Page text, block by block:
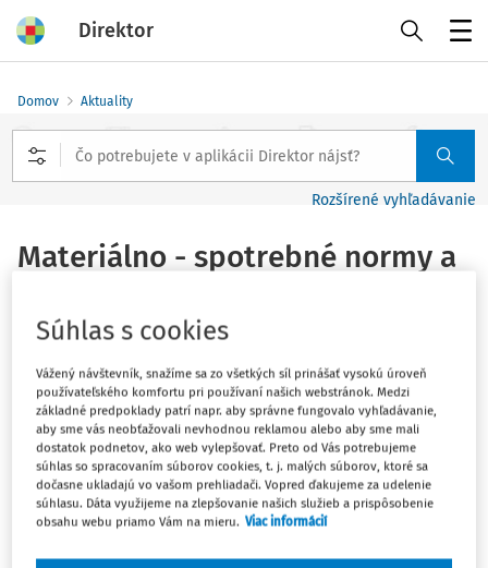
Direktor
Domov Aktuality
Rozšírené vyhľadávanie
Materiálno - spotrebné normy a
Vydané:17. 11. 2019
Súvisiace dokumenty (1)
Ministerstvo školstva, vedy, výskumu a športu Slovenskej
republiky vydalo Materiálno - spotrebné normy a
receptúry pre školské stravovanie v kontexte Flexi zásad
pre zostavovanie jedálnych lístkov podľa § 140 zákona č.
245/2008 Z.z. o výchove a vzdelávaní (školský zákon) v
znení neskorších predpisov.
Súhlas s cookies
Vážený návštevník, snažíme sa zo všetkých síl prinášať vysokú úroveň
používateľského komfortu pri používaní našich webstránok. Medzi
základné predpoklady patrí napr. aby správne fungovalo vyhľadávanie,
aby sme vás neobťažovali nevhodnou reklamou alebo aby sme mali
dostatok podnetov, ako web vylepšovať. Preto od Vás potrebujeme
súhlas so spracovaním súborov cookies, t. j. malých súborov, ktoré sa
dočasne ukladajú vo vašom prehliadači. Vopred ďakujeme za udelenie
súhlasu. Dáta využijeme na zlepšovanie našich služieb a prispôsobenie
obsahu webu priamo Vám na mieru. Viac informácií